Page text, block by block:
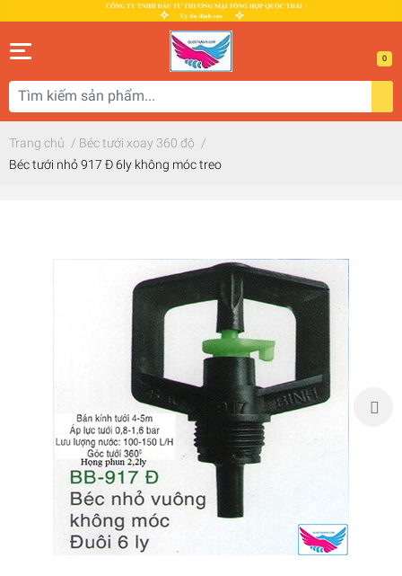
0
Trang chủ / Béc tưới xoay 360 độ /
Béc tưới nhỏ 917 Đ 6ly không móc treo